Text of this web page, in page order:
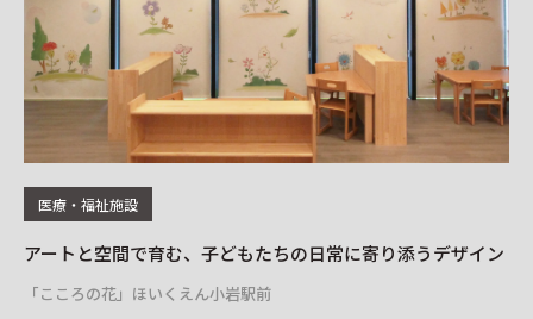
医療・福祉施設
アートと空間で育む、子どもたちの日常に寄り添うデザイン
「こころの花」ほいくえん小岩駅前